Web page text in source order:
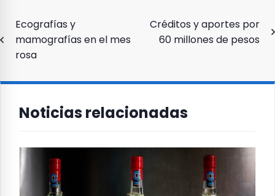
Navegación
de
Ecografías y
mamografías en el mes
rosa
Créditos y aportes por
60 millones de pesos
Noticias relacionadas